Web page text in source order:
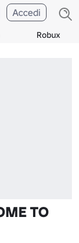
Robux
Accedi
TO